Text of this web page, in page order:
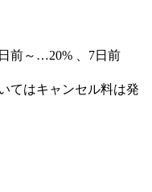
前～…20% 、7日前
てはキャンセル料は発